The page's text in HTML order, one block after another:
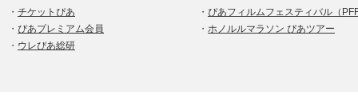
・ チケットぴあ
・ ぴあプレミアム会員
・ ウレぴあ総研
・ ぴあフィルムフェスティバル（
・ ホノルルマラソン ぴあツアー